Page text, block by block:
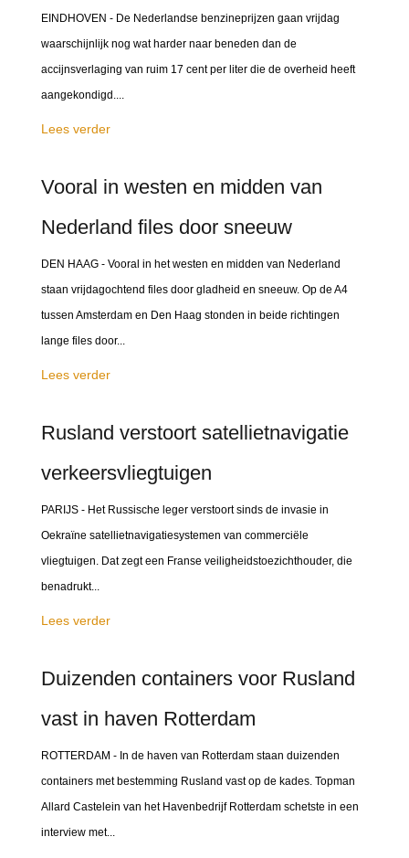
EINDHOVEN - De Nederlandse benzineprijzen gaan vrijdag
waarschijnlijk nog wat harder naar beneden dan de
accijnsverlaging van ruim 17 cent per liter die de overheid heeft
aangekondigd....
Lees verder
Vooral in westen en midden van
Nederland files door sneeuw
DEN HAAG - Vooral in het westen en midden van Nederland
staan vrijdagochtend files door gladheid en sneeuw. Op de A4
tussen Amsterdam en Den Haag stonden in beide richtingen
lange files door...
Lees verder
Rusland verstoort satellietnavigatie
verkeersvliegtuigen
PARIJS - Het Russische leger verstoort sinds de invasie in
Oekraïne satellietnavigatiesystemen van commerciële
vliegtuigen. Dat zegt een Franse veiligheidstoezichthouder, die
benadrukt...
Lees verder
Duizenden containers voor Rusland
vast in haven Rotterdam
ROTTERDAM - In de haven van Rotterdam staan duizenden
containers met bestemming Rusland vast op de kades. Topman
Allard Castelein van het Havenbedrijf Rotterdam schetste in een
interview met...